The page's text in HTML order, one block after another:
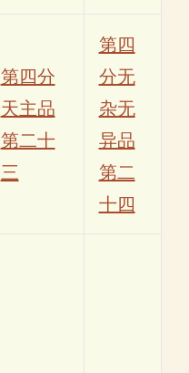
第四分
天主品
第二十
三
第四
分无
杂无
异品
第二
十四